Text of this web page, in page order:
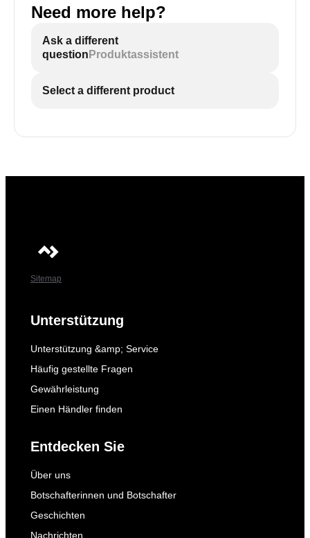
Need more help?
Ask a different
question Produktassistent
Select a different product
Sitemap
Unterstützung
Unterstützung &amp; Service
Häufig gestellte Fragen
Gewährleistung
Einen Händler finden
Entdecken Sie
Über uns
Botschafterinnen und Botschafter
Geschichten
Nachrichten